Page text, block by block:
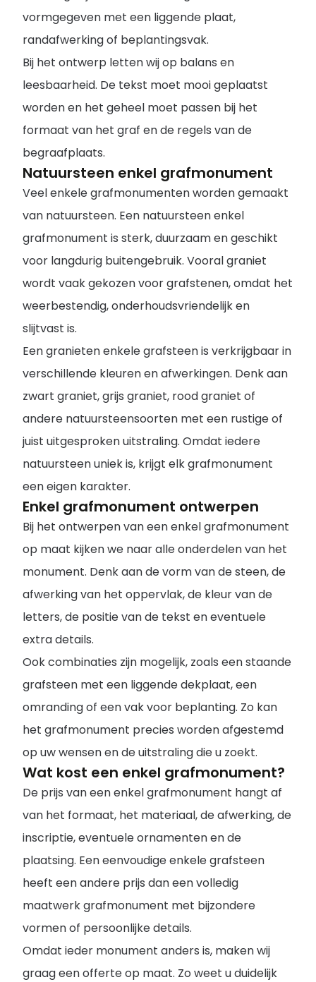
vormgegeven met een liggende plaat,
randafwerking of beplantingsvak.
Bij het ontwerp letten wij op balans en
leesbaarheid. De tekst moet mooi geplaatst
worden en het geheel moet passen bij het
formaat van het graf en de regels van de
begraafplaats.
Natuursteen enkel grafmonument
Veel enkele grafmonumenten worden gemaakt
van natuursteen. Een natuursteen enkel
grafmonument is sterk, duurzaam en geschikt
voor langdurig buitengebruik. Vooral graniet
wordt vaak gekozen voor grafstenen, omdat het
weerbestendig, onderhoudsvriendelijk en
slijtvast is.
Een granieten enkele grafsteen is verkrijgbaar in
verschillende kleuren en afwerkingen. Denk aan
zwart graniet, grijs graniet, rood graniet of
andere natuursteensoorten met een rustige of
juist uitgesproken uitstraling. Omdat iedere
natuursteen uniek is, krijgt elk grafmonument
een eigen karakter.
Enkel grafmonument ontwerpen
Bij het ontwerpen van een enkel grafmonument
op maat kijken we naar alle onderdelen van het
monument. Denk aan de vorm van de steen, de
afwerking van het oppervlak, de kleur van de
letters, de positie van de tekst en eventuele
extra details.
Ook combinaties zijn mogelijk, zoals een staande
grafsteen met een liggende dekplaat, een
omranding of een vak voor beplanting. Zo kan
het grafmonument precies worden afgestemd
op uw wensen en de uitstraling die u zoekt.
Wat kost een enkel grafmonument?
De prijs van een enkel grafmonument hangt af
van het formaat, het materiaal, de afwerking, de
inscriptie, eventuele ornamenten en de
plaatsing. Een eenvoudige enkele grafsteen
heeft een andere prijs dan een volledig
maatwerk grafmonument met bijzondere
vormen of persoonlijke details.
Omdat ieder monument anders is, maken wij
graag een offerte op maat. Zo weet u duidelijk